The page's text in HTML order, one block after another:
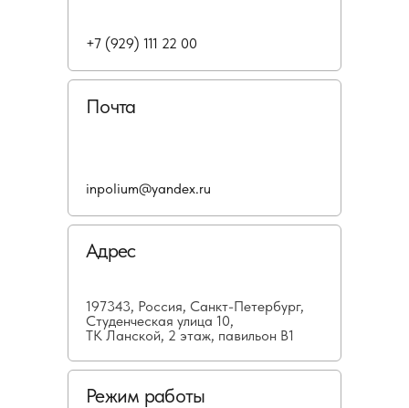
Почта
Адрес
197343, Россия, Санкт-Петербург,
Студенческая улица 10,
ТК Ланской, 2 этаж, павильон В1
Режим работы
+7 (929) 111 22 00
inpolium@yandex.ru